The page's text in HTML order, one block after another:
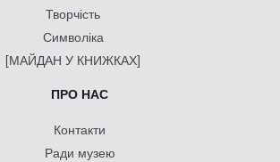
Творчість
Символіка
[МАЙДАН У КНИЖКАХ]
ПРО НАС
Контакти
Ради музею